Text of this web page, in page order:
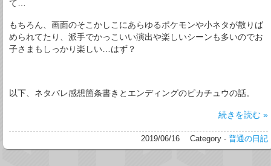
て…
もちろん、画面のそこかしこにあらゆるポケモンや小ネタが散りば
められてたり、派手でかっこいい演出や楽しいシーンも多いのでお
子さまもしっかり楽しい…はず？
以下、ネタバレ感想箇条書きとエンディングのピカチュウの話。
続きを読む »
2019/06/16 Category - 普通の日記